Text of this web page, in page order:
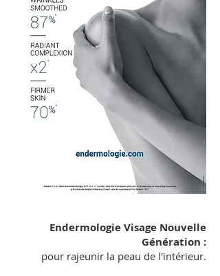
Endermologie Visage Nouvelle
Génération :
pour rajeunir la peau de l'intérieur.